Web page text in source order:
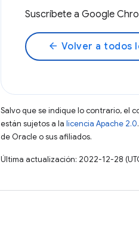
Suscríbete a Google
arrow_back Volver a todos
Salvo que se indique lo contrario, el
están sujetos a la licencia Apache 2.0
de Oracle o sus afiliados.
Última actualización: 2022-12-28